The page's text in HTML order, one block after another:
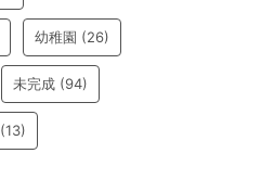
幼稚園 (26)
未完成 (94)
(13)